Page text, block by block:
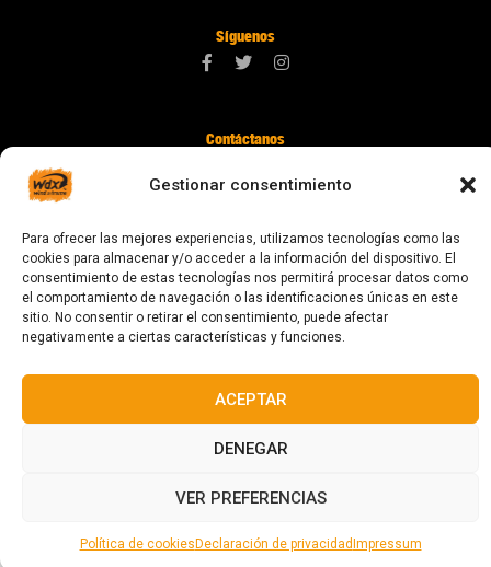
Gestionar consentimiento
Para ofrecer las mejores experiencias, utilizamos tecnologías como las
cookies para almacenar y/o acceder a la información del dispositivo. El
consentimiento de estas tecnologías nos permitirá procesar datos como
el comportamiento de navegación o las identificaciones únicas en este
sitio. No consentir o retirar el consentimiento, puede afectar
negativamente a ciertas características y funciones.
ACEPTAR
DENEGAR
VER PREFERENCIAS
Política de cookies Declaración de privacidad Impressum
Síguenos
Contáctanos
08024 Barcelona
© 2023 Todos los derechos reservados
Diseñado y fabricado en Barcelona